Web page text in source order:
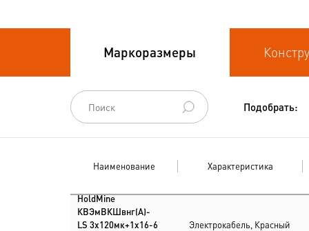
Кабели
термоэлектродные
Кабели управления
Маркоразмеры
Подобрать:
Наименование Характеристика
HoldMine
КВЭмВКШвнг(А)-
LS 3х120мк+1х16-6
Электрокабель, Красный